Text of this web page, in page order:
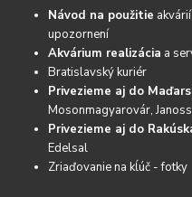
Návod na použitie
upozornení
Akvárium realizácia a
Bratislavský kuriér
Privezieme aj do
Mosonmagyarovár,
Privezieme aj do
Edelsal
Zriaďovanie na kĺúč - fotky